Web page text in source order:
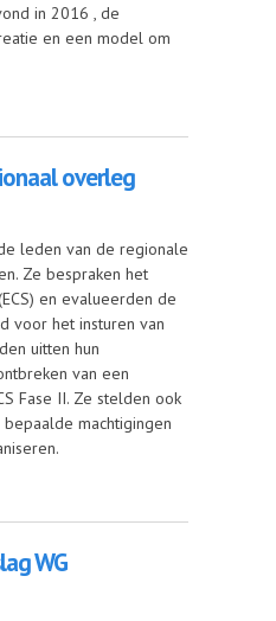
in 2016 , de
en een model om
overleg
leden van de regionale
Ze bespraken het
en evalueerden de
voor het insturen van
uitten hun
van een
Fase II. Ze stelden ook
machtigingen
WG